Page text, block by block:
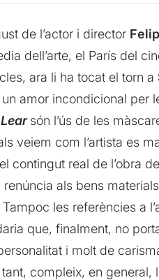
de l’actor i director
dell’arte, el París del
ara li ha tocat el torn a
amor incondicional per
són l’ús de les
veiem com l’artista es
contingut real de l’obra
als bens
les referències a
que, finalment, no
i molt de
compleix, en